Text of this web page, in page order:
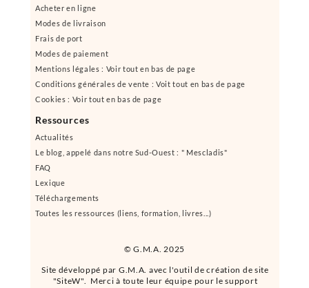
© G.M.A. 2025
Site développé par G.M.A. avec l'outil de création de site
"SiteW". Merci à toute leur équipe pour le support
Acheter en ligne
Modes de livraison
Frais de port
Modes de paiement
Mentions légales : Voir tout en bas de page
Conditions générales de vente : Voit tout en bas de page
Cookies : Voir tout en bas de page
Ressources
Actualités
Le blog, appelé dans notre Sud-Ouest : " Mescladis"
FAQ
Lexique
Téléchargements
Toutes les ressources (liens, formation, livres...)